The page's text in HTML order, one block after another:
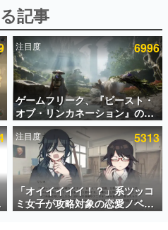
！ ページビュー数万以上！ などな
まれた、電ファミ渾身の“殿堂入り”記
ターの方々に製作時のエピソードをお
企画（ゲーム）とは何か？を探ってい
いけない。『赫本』は、〈試験問題〉
ー小説集です。
ゲーム市場を担う若きクリエイター達
ルーツと情熱を探っていきます。
記事
注目度 6996
ゲームフリーク、『ビースト・
オブ・リンカネーション』の継
続的なアプデ方針を表明。ユー
ザーからの意見を真摯に受け止
めて対応へ。修正パッチは約1週
間以内に配信される予定
注目度 5313
「オイイイイイ！？」系ツッコ
ミ女子が攻略対象の恋愛ノベル
ゲーム『美術部カノジョ』